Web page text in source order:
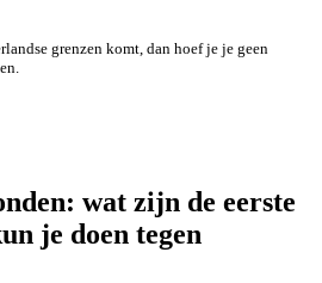
grenzen komt, dan hoef je je geen
wat zijn de eerste
je doen tegen